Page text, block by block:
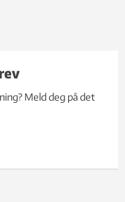
Meld deg på det